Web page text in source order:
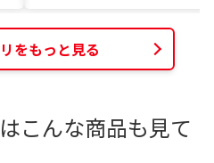
をもっと見る
こんな商品も見て